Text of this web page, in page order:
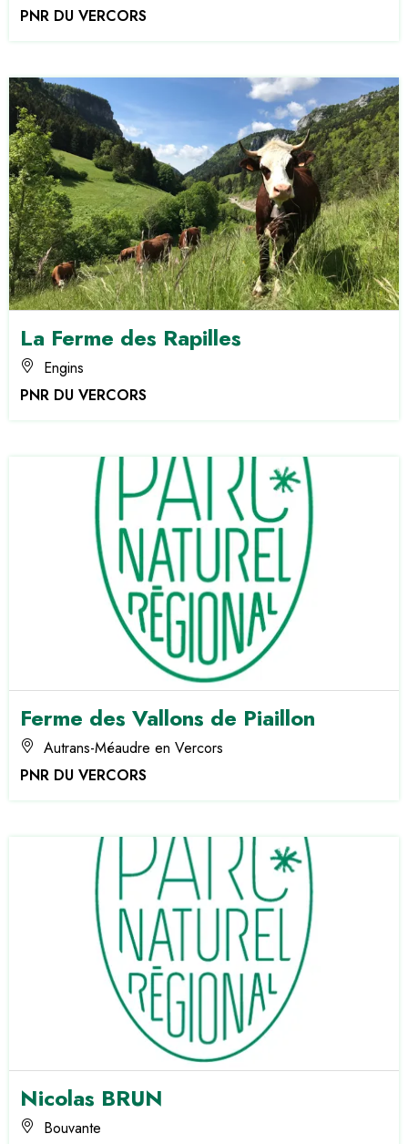
PNR DU VERCORS
La Ferme des Rapilles
Engins
PNR DU VERCORS
Ferme des Vallons de Piaillon
Autrans-Méaudre en Vercors
PNR DU VERCORS
Nicolas BRUN
Bouvante